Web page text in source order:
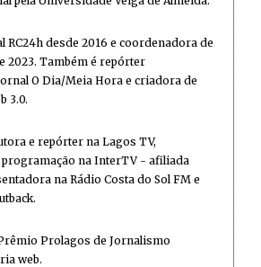
RC24h desde 2016 e coordenadora de
2023. Também é repórter
O Dia/Meia Hora e criadora de
3.0.
e repórter na Lagos TV,
na InterTV - afiliada
na Rádio Costa do Sol FM e
Prolagos de Jornalismo
web.